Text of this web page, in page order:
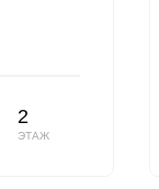
2
ЭТАЖ